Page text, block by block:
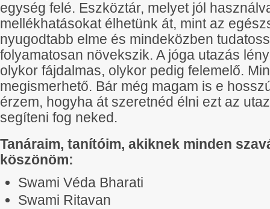
egység felé. Eszköztár, melyet jól
mellékhatásokat élhetünk át, mint az
nyugodtabb elme és mindeközben
folyamatosan növekszik. A jóga utazás
olykor fájdalmas, olykor pedig felemelő.
megismerhető. Bár még magam is e
érzem, hogyha át szeretnéd élni ezt az
segíteni fog neked.
Tanáraim, tanítóim, akiknek minden
köszönöm:
Swami Véda Bharati
Swami Ritavan